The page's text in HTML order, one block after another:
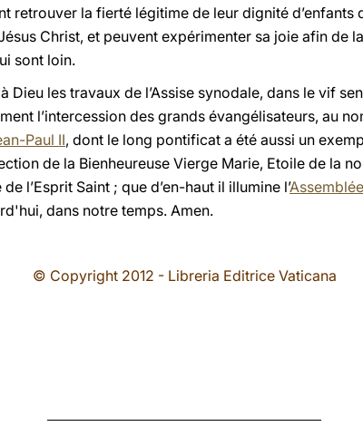
retrouver la fierté légitime de leur dignité d’enfants
Christ, et peuvent expérimenter sa joie afin de
sont loin.
les travaux de l’Assise synodale, dans le vif
l’intercession des grands évangélisateurs, au
Paul II, dont le long pontificat a été aussi un
de la Bienheureuse Vierge Marie, Etoile de la
l’Esprit Saint ; que d’en-haut il illumine l’
dans notre temps. Amen.
© Copyright 2012 - Libreria Editrice Vaticana